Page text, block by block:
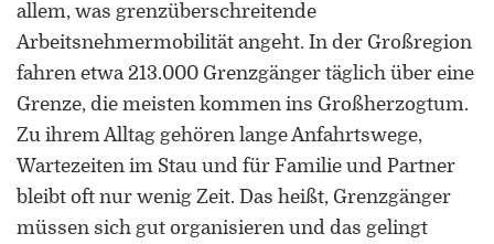
Gutachter für internationale
Fachzeitschriften und
Fördereinrichtungen
Mitherausgeber der Buchreihe
„Border Studies. Cultures, Spaces,
Forschungsaufenthalte an der
allem, was grenzüberschreitende
Arbeitsnehmermobilität angeht. In der Großregion
fahren etwa 213.000 Grenzgänger täglich über eine
Grenze, die meisten kommen ins Großherzogtum.
Zu ihrem Alltag gehören lange Anfahrtswege,
Wartezeiten im Stau und für Familie und Partner
bleibt oft nur wenig Zeit. Das heißt, Grenzgänger
müssen sich gut organisieren und das gelingt